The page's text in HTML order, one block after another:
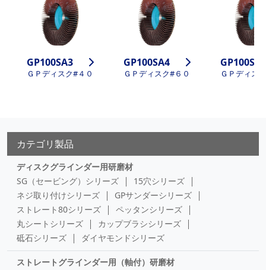
GP100SA3
ＧＰディスク#４０
GP100SA4
ＧＰディスク#６０
GP100SA5
ＧＰディス
カテゴリ製品
ディスクグラインダー用研磨材
SG（セービング）シリーズ
15穴シリーズ
ネジ取り付けシリーズ
GPサンダーシリーズ
ストレート80シリーズ
ペッタンシリーズ
丸シートシリーズ
カップブラシシリーズ
砥石シリーズ
ダイヤモンドシリーズ
ストレートグラインダー用（軸付）研磨材